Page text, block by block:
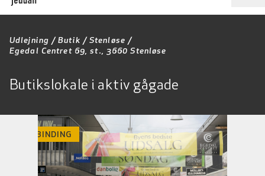
Udlejning / Butik / Stenløse /
Egedal Centret 69, st., 3660 Stenløse
Butikslokale i aktiv gågade
INGEN BINDING